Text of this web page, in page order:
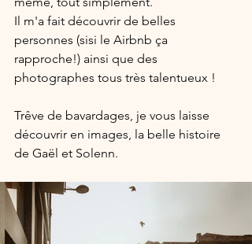
Il m'a fait découvrir de belles
personnes (sisi le Airbnb ça
rapproche!) ainsi que des
photographes tous très talentueux !
Trêve de bavardages, je vous laisse
découvrir en images, la belle histoire
de Gaël et Solenn.